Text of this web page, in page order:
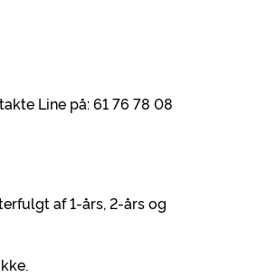
Line på: 61 76 78 08
af 1-års, 2-års og